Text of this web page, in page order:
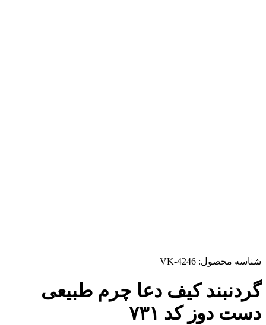
شناسه محصول: VK-4246
گردنبند کیف دعا چرم طبیعی
دست دوز کد ۷۳۱